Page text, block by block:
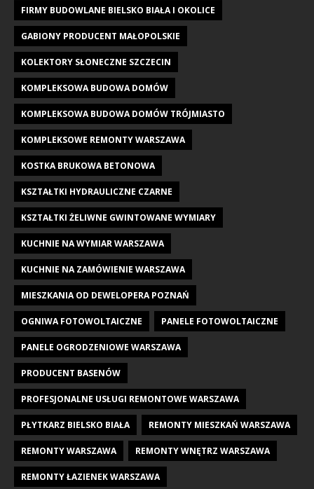
FIRMY BUDOWLANE BIELSKO BIAŁA I OKOLICE
GABIONY PRODUCENT MAŁOPOLSKIE
KOLEKTORY SŁONECZNE SZCZECIN
KOMPLEKSOWA BUDOWA DOMÓW
KOMPLEKSOWA BUDOWA DOMÓW TRÓJMIASTO
KOMPLEKSOWE REMONTY WARSZAWA
KOSTKA BRUKOWA BETONOWA
KSZTAŁTKI HYDRAULICZNE CZARNE
KSZTAŁTKI ŻELIWNE GWINTOWANE WYMIARY
KUCHNIE NA WYMIAR WARSZAWA
KUCHNIE NA ZAMÓWIENIE WARSZAWA
MIESZKANIA OD DEWELOPERA POZNAŃ
OGNIWA FOTOWOLTAICZNE PANELE FOTOWOLTAICZNE
PANELE OGRODZENIOWE WARSZAWA
PRODUCENT BASENÓW
PROFESJONALNE USŁUGI REMONTOWE WARSZAWA
PŁYTKARZ BIELSKO BIAŁA REMONTY MIESZKAŃ WARSZAWA
REMONTY WARSZAWA REMONTY WNĘTRZ WARSZAWA
REMONTY ŁAZIENEK WARSZAWA